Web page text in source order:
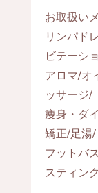
お取扱い
リンパド
ビテーシ
アロマ/オ
ッサージ/
痩身・ダ
矯正/足湯/
フットバ
スティン